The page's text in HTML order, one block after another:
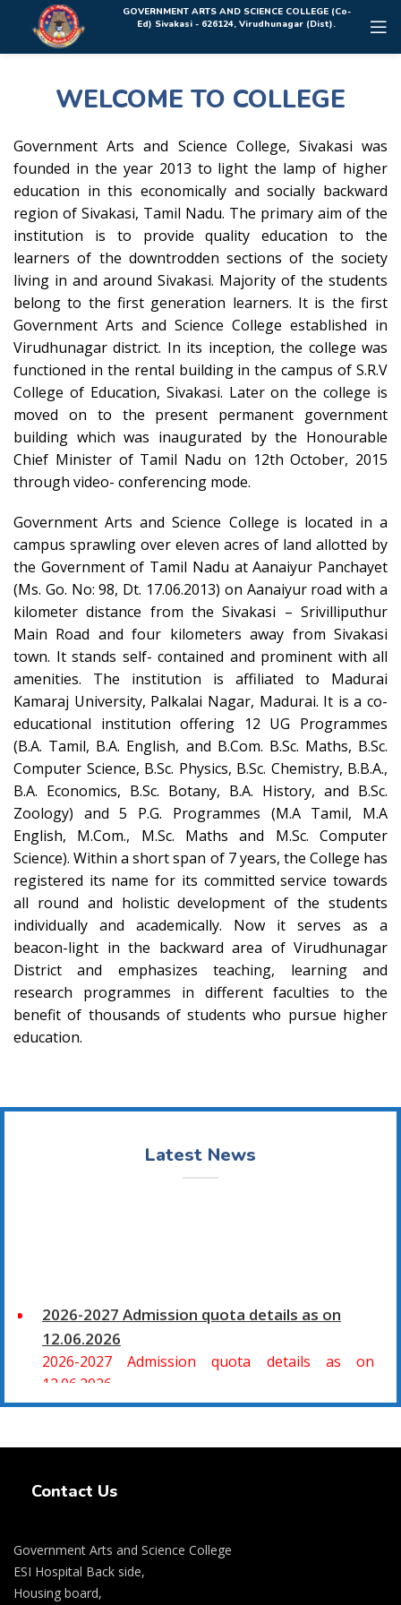
Rolex Replica Uhren DeutschlandGOVERNMENT ARTS AND SCIENCE COLLEGE (Co-
Ed) Sivakasi - 626124, Virudhunagar (Dist).
WELCOME TO COLLEGE
Government Arts and Science College, Sivakasi was
founded in the year 2013 to light the lamp of higher
education in this economically and socially backward
region of Sivakasi, Tamil Nadu. The primary aim of the
institution is to provide quality education to the
learners of the downtrodden sections of the society
living in and around Sivakasi. Majority of the students
belong to the first generation learners. It is the first
Government Arts and Science College established in
Virudhunagar district. In its inception, the college was
functioned in the rental building in the campus of S.R.V
College of Education, Sivakasi. Later on the college is
moved on to the present permanent government
building which was inaugurated by the Honourable
Chief Minister of Tamil Nadu on 12th October, 2015
through video- conferencing mode.
Government Arts and Science College is located in a
campus sprawling over eleven acres of land allotted by
the Government of Tamil Nadu at Aanaiyur Panchayet
(Ms. Go. No: 98, Dt. 17.06.2013) on Aanaiyur road with a
kilometer distance from the Sivakasi – Srivilliputhur
Main Road and four kilometers away from Sivakasi
town. It stands self- contained and prominent with all
amenities. The institution is affiliated to Madurai
Kamaraj University, Palkalai Nagar, Madurai. It is a co-
educational institution offering 12 UG Programmes
(B.A. Tamil, B.A. English, and B.Com. B.Sc. Maths, B.Sc.
Computer Science, B.Sc. Physics, B.Sc. Chemistry, B.B.A.,
B.A. Economics, B.Sc. Botany, B.A. History, and B.Sc.
Zoology) and 5 P.G. Programmes (M.A Tamil, M.A
English, M.Com., M.Sc. Maths and M.Sc. Computer
Science). Within a short span of 7 years, the College has
registered its name for its committed service towards
all round and holistic development of the students
individually and academically. Now it serves as a
beacon-light in the backward area of Virudhunagar
District and emphasizes teaching, learning and
research programmes in different faculties to the
benefit of thousands of students who pursue higher
education.
Latest News
2026-2027 Admission quota details as on
12.06.2026
2026-2027 Admission quota details as on
12.06.2026
08.06.2026 அன்று B.Sc., கணிதம், B.Sc., கணினி
விலங்கியல் ஆகிய அறிவியல் பாடப்பிரிவுகளுக்கும்,
09.06.2026 அன்று B.Com., வணிகவியல், B.B.A.,
வணிக நிர்வாகவியல், B.A., பொருளியல், B.A., வரலாறு
Contact Us
Government Arts and Science College
ESI Hospital Back side,
Housing board,